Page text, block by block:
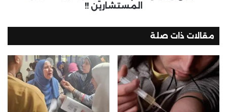
المستشارين !!
مقالات ذات صلة